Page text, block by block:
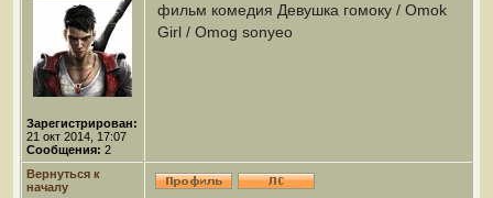
Зарегистрирован:
21 окт 2014, 17:07
Сообщения: 2
фильм комедия Девушка гомоку / Omok
Girl / Omog sonyeo
Вернуться к
началу